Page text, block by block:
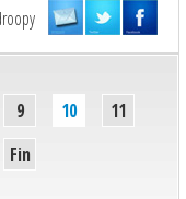
9 10
11
Fin